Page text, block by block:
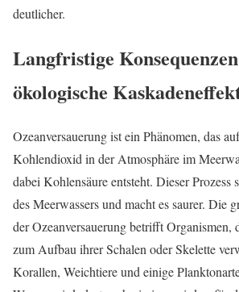
deutlicher.
Langfristige
ökologische
Ozeanversauerung ist ein Phänomen, das
Kohlendioxid in der Atmosphäre im
dabei Kohlensäure entsteht. Dieser Prozess
des Meerwassers und macht es saurer. Die
der Ozeanversauerung betrifft
zum Aufbau ihrer Schalen oder Skelette
Korallen, Weichtiere und einige